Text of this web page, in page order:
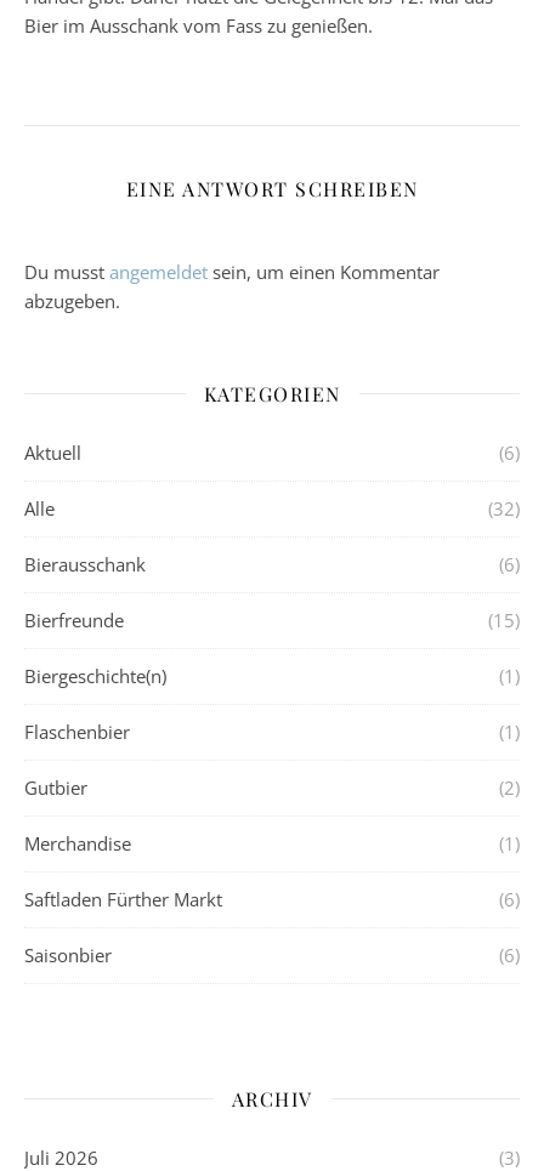
Bier im Ausschank vom Fass zu genießen.
EINE ANTWORT SCHREIBEN
Du musst angemeldet sein, um einen Kommentar
abzugeben.
KATEGORIEN
Aktuell (6)
Alle (32)
Bierausschank (6)
Bierfreunde (15)
Biergeschichte(n) (1)
Flaschenbier (1)
Gutbier (2)
Merchandise (1)
Saftladen Fürther Markt (6)
Saisonbier (6)
ARCHIV
Juli 2026 (3)